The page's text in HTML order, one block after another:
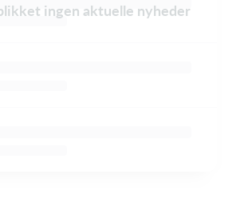
ingen aktuelle nyheder